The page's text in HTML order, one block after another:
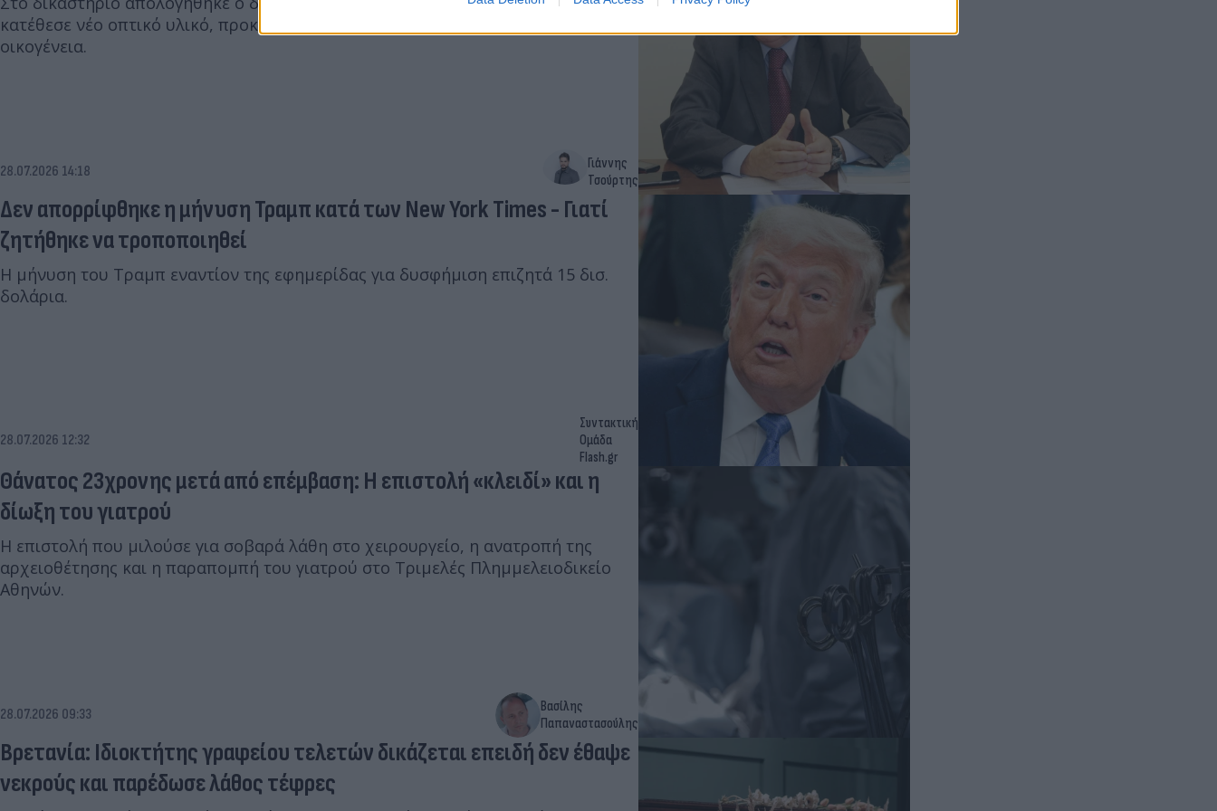
κατέθεσε νέο οπτικό υλικό, προκαλώντας έντονες αντιδράσεις από την
οικογένεια.
28.07.2026 14:18
Γιάννης
Τσούρτης
Δεν απορρίφθηκε η μήνυση Τραμπ κατά των New York Times - Γιατί
ζητήθηκε να τροποποιηθεί
Η μήνυση του Τραμπ εναντίον της εφημερίδας για δυσφήμιση επιζητά 15 δισ.
δολάρια.
28.07.2026 12:32
Συντακτική
Ομάδα
Flash.gr
Θάνατος 23χρονης μετά από επέμβαση: Η επιστολή «κλειδί» και η
δίωξη του γιατρού
Η επιστολή που μιλούσε για σοβαρά λάθη στο χειρουργείο, η ανατροπή της
αρχειοθέτησης και η παραπομπή του γιατρού στο Τριμελές Πλημμελειοδικείο
Αθηνών.
28.07.2026 09:33
Βασίλης
Παπαναστασούλης
Βρετανία: Ιδιοκτήτης γραφείου τελετών δικάζεται επειδή δεν έθαψε
νεκρούς και παρέδωσε λάθος τέφρες